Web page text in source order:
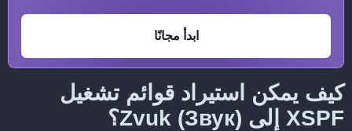
ابدأ مجانًا
كيف يمكن استيراد قوائم تشغيل
XSPF إلى Zvuk (Звук)؟